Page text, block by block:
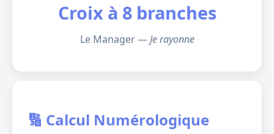
Croix à 8 branches
Le Manager —Je rayonne
🔢 Calcul Numérologique